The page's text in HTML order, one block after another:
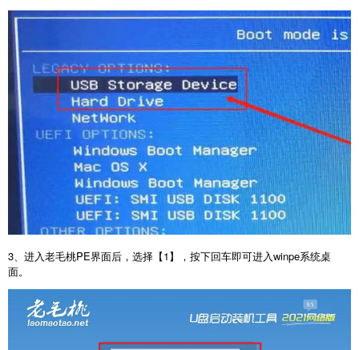
3、进入老毛桃PE界面后，选择【1】，按下回车即可进入winpe系统桌
面。